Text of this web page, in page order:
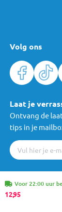
Voor 22:00 uur
12,95
Volg ons
Laat je
Ontvang de
tips in je
Algemene